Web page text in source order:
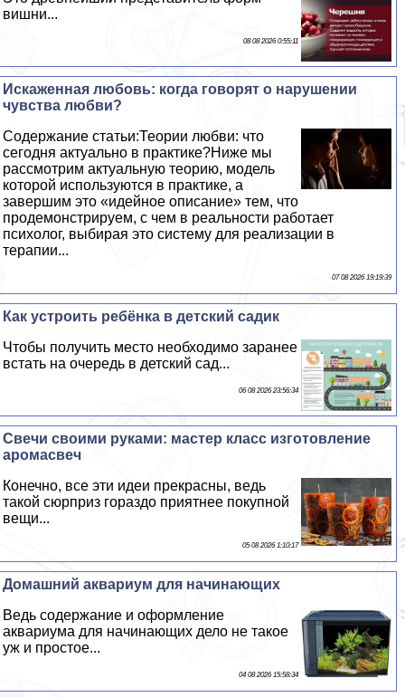
вишни...
08 08 2026 0:55:11
Искаженная любовь: когда говорят о нарушении
чувства любви?
Содержание статьи:Теории любви: что
сегодня актуально в пpaктике?Ниже мы
рассмотрим актуальную теорию, модель
которой используются в пpaктике, а
завершим это «идейное описание» тем, что
продемонстрируем, с чем в реальности работает
психолог, выбирая это систему для реализации в
терапии...
07 08 2026 19:19:39
Как устроить ребёнка в детский садик
Чтобы получить место необходимо заранее
встать на очередь в детский сад...
06 08 2026 23:56:34
Свечи своими руками: мастер класс изготовление
аромасвеч
Конечно, все эти идеи прекрасны, ведь
такой сюрприз гораздо приятнее покупной
вещи...
05 08 2026 1:10:17
Домашний аквариум для начинающих
Ведь содержание и оформление
аквариума для начинающих дело не такое
уж и простое...
04 08 2026 15:58:34